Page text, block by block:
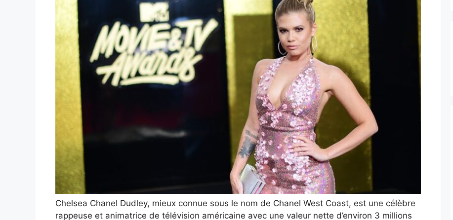
Chelsea Chanel Dudley, mieux connue sous le nom de Chanel West Coast, est une célèbre
rappeuse et animatrice de télévision américaine avec une valeur nette d’environ 3 millions